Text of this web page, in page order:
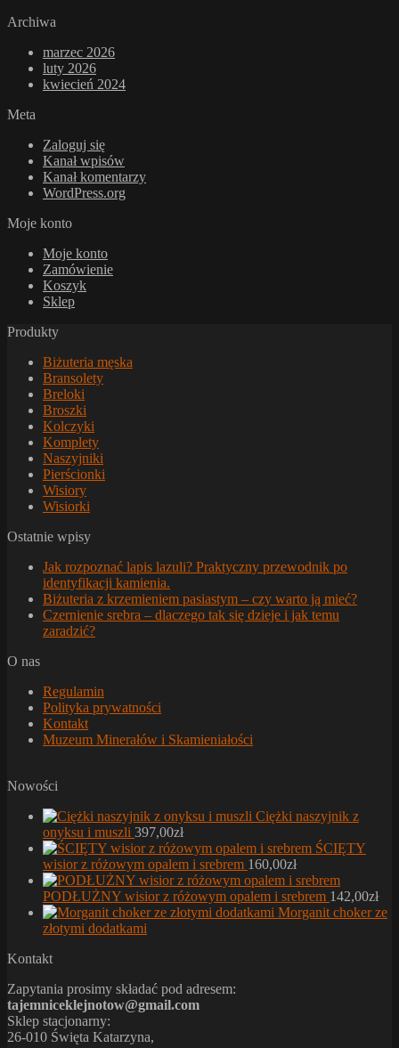
Archiwa
marzec 2026
luty 2026
kwiecień 2024
Meta
Zaloguj się
Kanał wpisów
Kanał komentarzy
WordPress.org
Moje konto
Moje konto
Zamówienie
Koszyk
Sklep
Produkty
Biżuteria męska
Bransolety
Breloki
Broszki
Kolczyki
Komplety
Naszyjniki
Pierścionki
Wisiory
Wisiorki
Ostatnie wpisy
Jak rozpoznać lapis lazuli? Praktyczny przewodnik po
identyfikacji kamienia.
Biżuteria z krzemieniem pasiastym – czy warto ją mieć?
Czernienie srebra – dlaczego tak się dzieje i jak temu
zaradzić?
O nas
Regulamin
Polityka prywatności
Kontakt
Muzeum Minerałów i Skamieniałości
Nowości
Ciężki naszyjnik z
onyksu i muszli 397,00zł
ŚCIĘTY
wisior z różowym opalem i srebrem 160,00zł
PODŁUŻNY wisior z różowym opalem i srebrem 142,00zł
Morganit choker ze
złotymi dodatkami
Kontakt
Zapytania prosimy składać pod adresem:
tajemniceklejnotow@gmail.com
Sklep stacjonarny:
26-010 Święta Katarzyna,